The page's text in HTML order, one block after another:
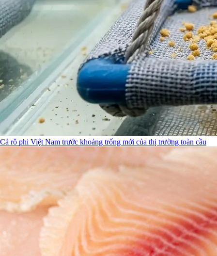
Cá rô phi Việt Nam trước khoảng trống mới của thị trường toàn cầu